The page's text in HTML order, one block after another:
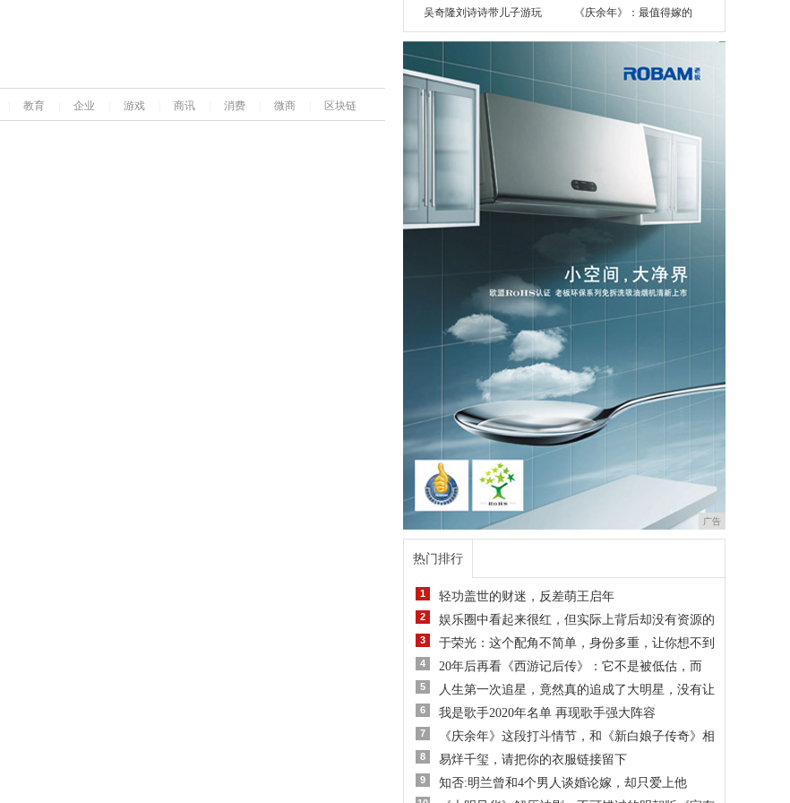
教育 企业 游戏 商讯 消费 微商 区块链
吴奇隆刘诗诗带儿子游玩 《庆余年》：最值得嫁的
广告
热门排行
1 轻功盖世的财迷，反差萌王启年
2 娱乐圈中看起来很红，但实际上背后却没有资源的
3 于荣光：这个配角不简单，身份多重，让你想不到
4 20年后再看《西游记后传》：它不是被低估，而
5 人生第一次追星，竟然真的追成了大明星，没有让
6 我是歌手2020年名单 再现歌手强大阵容
7 《庆余年》这段打斗情节，和《新白娘子传奇》相
8 易烊千玺，请把你的衣服链接留下
9 知否:明兰曾和4个男人谈婚论嫁，却只爱上他